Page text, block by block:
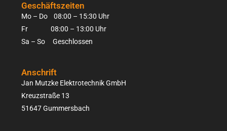
Geschäftszeiten
Mo – Do 08:00 – 15:30 Uhr
Fr 08:00 – 13:00 Uhr
Sa – So Geschlossen
Anschrift
Jan Mutzke Elektrotechnik GmbH
Kreuzstraße 13
51647 Gummersbach